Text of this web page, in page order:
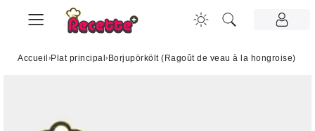
Accueil ›Plat principal › Borjupörkölt (Ragoût de veau à la hongroise)